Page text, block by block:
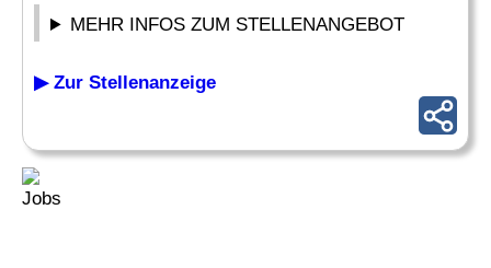
MEHR INFOS ZUM STELLENANGEBOT
▶ Zur Stellenanzeige